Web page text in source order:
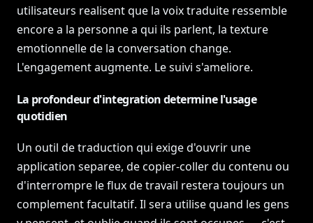
utilisateurs realisent que la voix traduite ressemble
encore a la personne a qui ils parlent, la texture
emotionnelle de la conversation change.
L'engagement augmente. Le suivi s'ameliore.
La profondeur d'integration determine l'usage
quotidien
Un outil de traduction qui exige d'ouvrir une
application separee, de copier-coller du contenu ou
d'interrompre le flux de travail restera toujours un
complement facultatif. Il sera utilise quand les gens